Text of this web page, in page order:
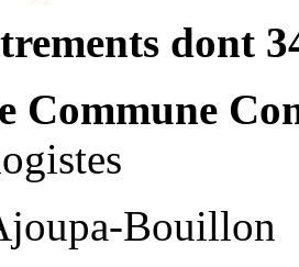
dont
Commune
Bouillon